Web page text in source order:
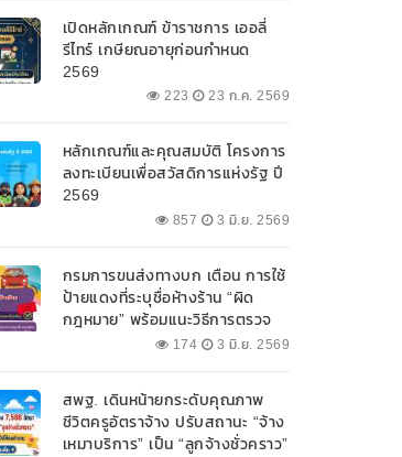
วงเงินกู้สูงสุด 100% ของหลัก
ประกัน ผ่อนนานสูงสุด 10 ปี
เปิดหลักเกณฑ์ ข้าราชการ เออลี่
รีไทร์ เกษียณอายุก่อนกำหนด
2569
223 23 ก.ค. 2569
หลักเกณฑ์และคุณสมบัติ โครงการ
ลงทะเบียนเพื่อสวัสดิการแห่งรัฐ ปี
2569
857 3 มิ.ย. 2569
กรมการขนส่งทางบก เตือน การใช้
ป้ายแดงที่ระบุชื่อห้างร้าน “ผิด
กฎหมาย” พร้อมแนะวิธีการตรวจ
สอบป้ายแดงที่ถูกต้อง
174 3 มิ.ย. 2569
สพฐ. เดินหน้ายกระดับคุณภาพ
ชีวิตครูอัตราจ้าง ปรับสถานะ “จ้าง
เหมาบริการ” เป็น “ลูกจ้างชั่วคราว”